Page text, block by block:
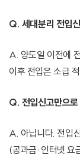
Q. 세대분리 전입
A. 양도일 이전에
이후 전입은 소급
Q. 전입신고만으
A. 아닙니다. 전입
(공과금·인터넷 요